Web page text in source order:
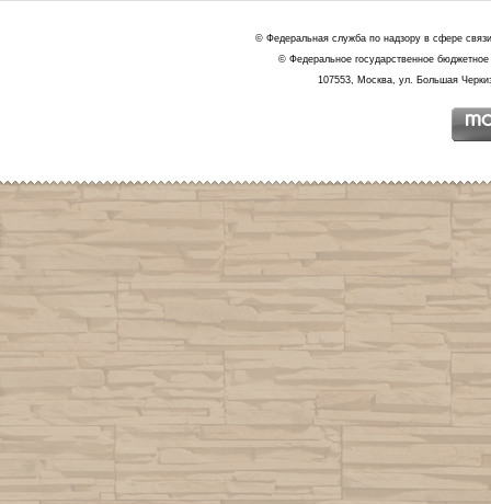
© Федеральная служба по надзору в сфере
© Федеральное государственное
107553, Москва, ул. Большая